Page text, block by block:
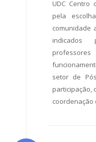
UDC Centro
pela
comunidade
indicados
setor de
participação,
coordenação